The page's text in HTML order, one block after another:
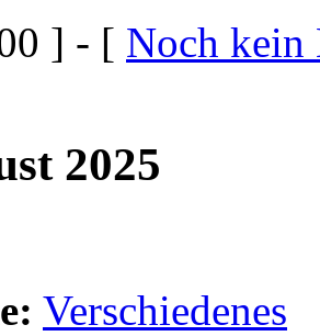
] - [ Noch kein
2025
Verschiedenes